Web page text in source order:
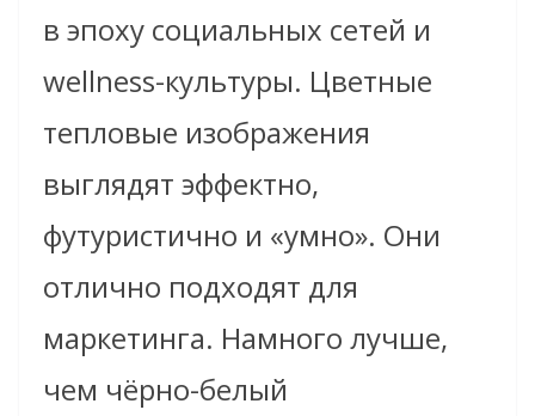
в эпоху социальных сетей и
wellness-культуры. Цветные
тепловые изображения
выглядят эффектно,
футуристично и «умно». Они
отлично подходят для
маркетинга. Намного лучше,
чем чёрно-белый